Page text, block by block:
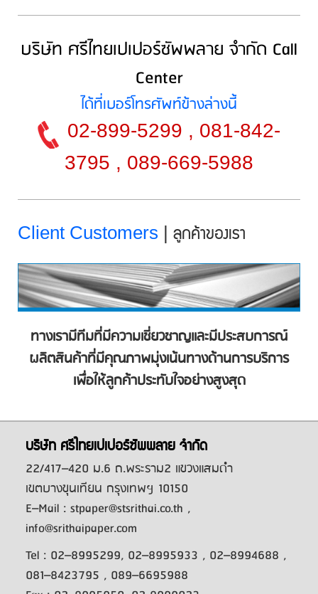
บริษัท ศรีไทยเปเปอร์ซัพพลาย จำกัด Call
Center
ได้ที่เบอร์โทรศัพท์ข้างล่างนี้
02-899-5299 , 081-842-
3795 , 089-669-5988
Client Customers | ลูกค้าของเรา
ทางเรามีทีมที่มีความเชี่ยวชาญและมีประสบการณ์
ผลิตสินค้าที่มีคุณภาพมุ่งเน้นทางด้านการบริการ
เพื่อให้ลูกค้าประทับใจอย่างสูงสุด
บริษัท ศรีไทยเปเปอร์ซัพพลาย จำกัด
22/417–420 ม.6 ถ.พระราม2 แขวงแสมดํา
เขตบางขุนเทียน กรุงเทพฯ 10150
E–Mail : stpaper@stsrithai.co.th ,
info@srithaipaper.com
Tel : 02–8995299, 02–8995933 , 02–8994688 ,
081–8423795 , 089–6695988